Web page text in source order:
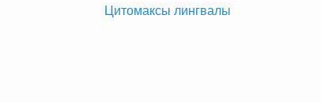
Цитомаксы лингвалы